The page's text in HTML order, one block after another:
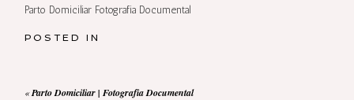
Parto Domiciliar Fotografia Documental
POSTED IN
«Parto Domiciliar | Fotografia Documental